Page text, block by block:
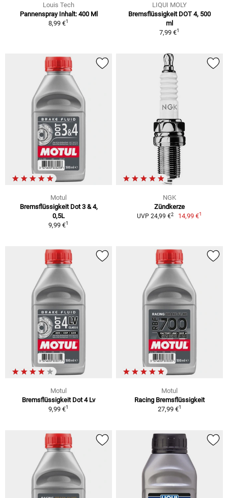
Louis Tech
Pannenspray Inhalt: 400 Ml
8,99 €1
LIQUI MOLY
Bremsflüssigkeit DOT 4, 500
ml
7,99 €1
Motul
Bremsflüssigkeit Dot 3 & 4,
0,5L
9,99 €1
NGK
Zündkerze
UVP 24,99 €2 14,99 €1
Motul
Bremsflüssigkeit Dot 4 Lv
9,99 €1
Motul
Racing Bremsflüssigkeit
27,99 €1